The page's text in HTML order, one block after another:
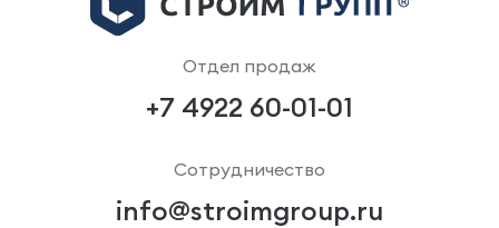
Отдел продаж
+7 4922 60-01-01
Сотрудничество
info@stroimgroup.ru